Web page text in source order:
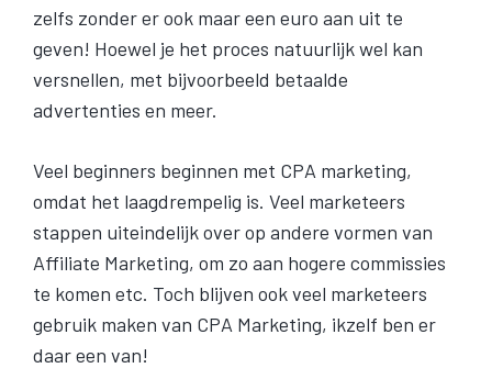
zelfs zonder er ook maar een euro aan uit te
geven! Hoewel je het proces natuurlijk wel kan
versnellen, met bijvoorbeeld betaalde
advertenties en meer.
Veel beginners beginnen met CPA marketing,
omdat het laagdrempelig is. Veel marketeers
stappen uiteindelijk over op andere vormen van
Affiliate Marketing, om zo aan hogere commissies
te komen etc. Toch blijven ook veel marketeers
gebruik maken van CPA Marketing, ikzelf ben er
daar een van!